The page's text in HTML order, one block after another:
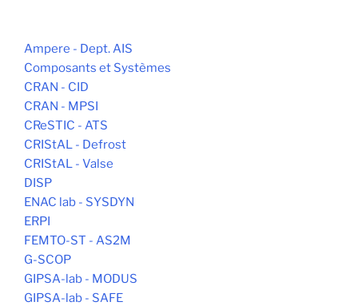
Ampere - Dept. AIS
Composants et Systèmes
CRAN - CID
CRAN - MPSI
CReSTIC - ATS
CRIStAL - Defrost
CRIStAL - Valse
DISP
ENAC lab - SYSDYN
ERPI
FEMTO-ST - AS2M
G-SCOP
GIPSA-lab - MODUS
GIPSA-lab - SAFE